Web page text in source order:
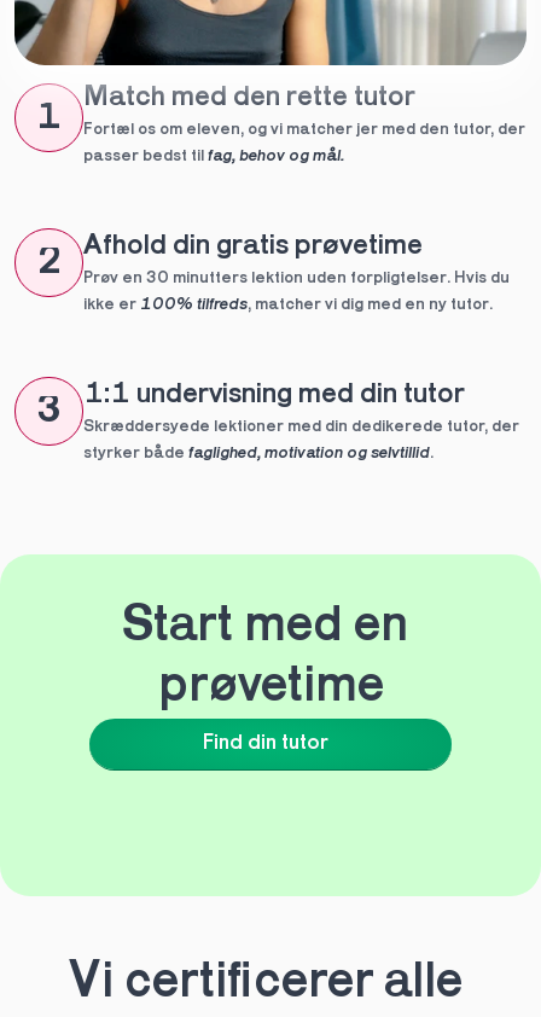
1
Match med den rette tutor
Fortæl os om eleven, og vi matcher jer med den tutor, der
passer bedst til fag, behov og mål.
2 Afhold din gratis prøvetime
Prøv en 30 minutters lektion uden forpligtelser. Hvis du
ikke er 100% tilfreds, matcher vi dig med en ny tutor.
3 1:1 undervisning med din tutor
Skræddersyede lektioner med din dedikerede tutor, der
styrker både faglighed, motivation og selvtillid.
Find din tutor
Start med en
prøvetime
Vi certificerer alle